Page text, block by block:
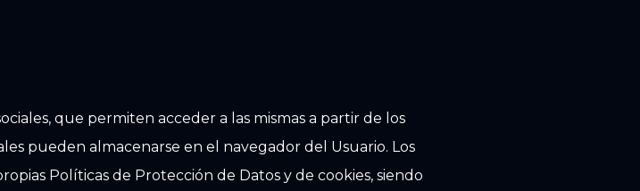
que permiten acceder a las mismas a partir de los
pueden almacenarse en el navegador del Usuario. Los
Políticas de Protección de Datos y de cookies, siendo